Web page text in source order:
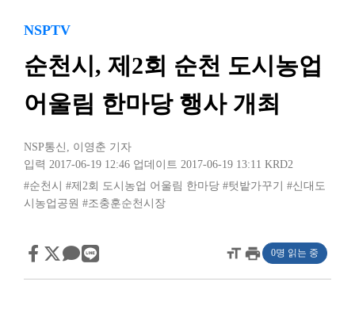
NSPTV
순천시, 제2회 순천 도시농업
어울림 한마당 행사 개최
NSP통신 , 이영춘 기자
입력 2017-06-19 12:46 업데이트 2017-06-19 13:11 KRD2
#순천시
#제2회 도시농업 어울림 한마당 #텃밭가꾸기
#신대도
시농업공원 #조충훈순천시장
format_sizeprint 0명 읽는 중